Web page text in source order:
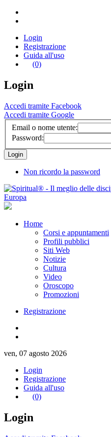
Login
Registrazione
Guida all'uso
(0)
Login
Accedi tramite Facebook
Accedi tramite Google
Email o nome utente:
Password:
Non ricordo la password
Home
Corsi e appuntamenti
Profili pubblici
Siti Web
Notizie
Cultura
Video
Oroscopo
Promozioni
Registrazione
ven, 07 agosto 2026
Login
Registrazione
Guida all'uso
(0)
Login